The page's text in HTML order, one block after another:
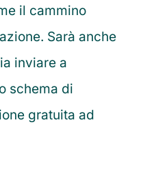
il cammino
Sarà anche
inviare a
schema di
gratuita ad